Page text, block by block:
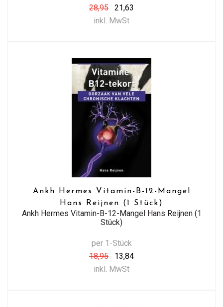
28,95
21,63
inkl. MwSt
Ankh Hermes Vitamin-B-12-Mangel
Hans Reijnen (1 Stück)
Ankh Hermes Vitamin-B-12-Mangel Hans Reijnen (1
Stück)
per 1-Stück
18,95
13,84
inkl. MwSt